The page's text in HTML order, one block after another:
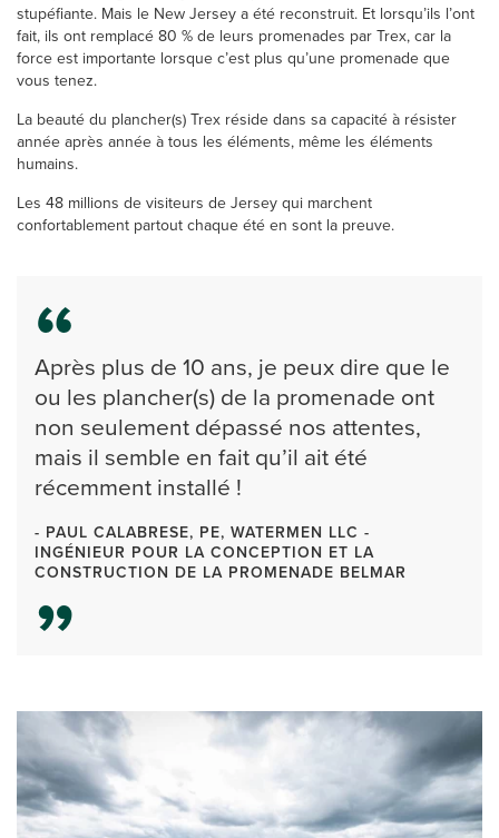
stupéfiante. Mais le New Jersey a été reconstruit. Et lorsqu’ils l’ont
fait, ils ont remplacé 80 % de leurs promenades par Trex, car la
force est importante lorsque c’est plus qu’une promenade que
vous tenez.
La beauté du plancher(s) Trex réside dans sa capacité à résister
année après année à tous les éléments, même les éléments
humains.
Les 48 millions de visiteurs de Jersey qui marchent
confortablement partout chaque été en sont la preuve.
Après plus de 10 ans, je peux dire que le
ou les plancher(s) de la promenade ont
non seulement dépassé nos attentes,
mais il semble en fait qu’il ait été
récemment installé !
- PAUL CALABRESE, PE, WATERMEN LLC -
INGÉNIEUR POUR LA CONCEPTION ET LA
CONSTRUCTION DE LA PROMENADE BELMAR